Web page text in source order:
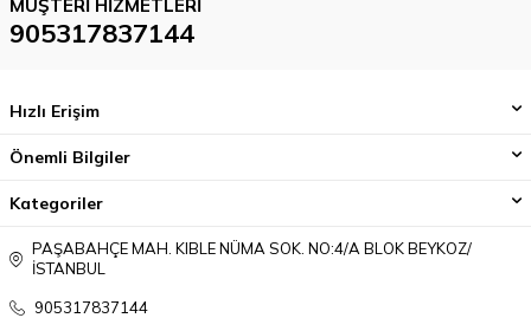
MÜŞTERI HIZMETLERI
905317837144
Hızlı Erişim
Önemli Bilgiler
Kategoriler
PAŞABAHÇE MAH. KIBLE NÜMA SOK. NO:4/A BLOK BEYKOZ/
İSTANBUL
905317837144